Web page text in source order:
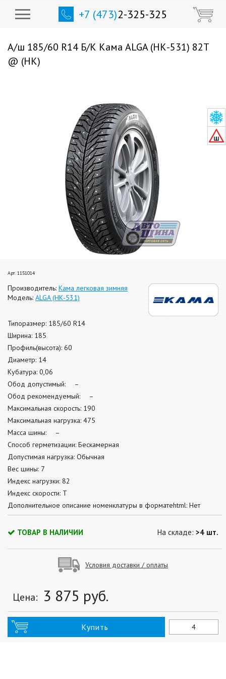
+7 (473)2-325-325
А/ш 185/60 R14 Б/К Кама ALGA (НК-531) 82T
@ (НК)
Арт. 1151014
Производитель: Кама легковая зимняя
Модель: ALGA (НК-531)
Типоразмер: 185/60 R14
Ширина: 185
Профиль(высота): 60
Диаметр: 14
Кубатура: 0,06
Обод допустимый: –
Обод рекомендуемый: –
Максимальная скорость: 190
Максимальная нагрузка: 475
Масса шины: –
Способ герметизации: Бескамерная
Допустимая нагрузка: Обычная
Вес шины: 7
Индекс нагрузки: 82
Индекс скорости: T
Дополнительное описание номенклатуры в форматеhtml: Нет
ТОВАР В НАЛИЧИИ На складе: >4 шт.
Условия доставки / оплаты
Цена: 3 875 руб.
Купить